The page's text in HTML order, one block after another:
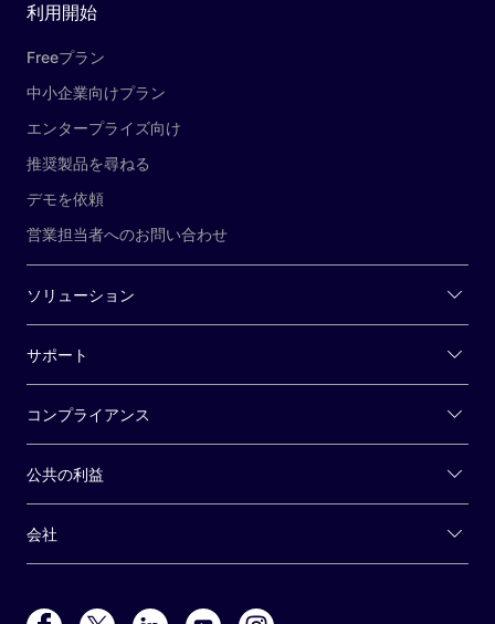
利用開始
Freeプラン
中小企業向けプラン
エンタープライズ向け
推奨製品を尋ねる
デモを依頼
営業担当者へのお問い合わせ
ソリューション
サポート
コンプライアンス
公共の利益
会社